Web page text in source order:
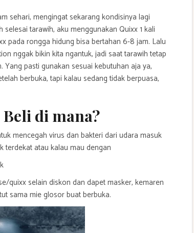
sehari, mengingat sekarang kondisinya lagi
tarawih, aku menggunakan Quixx 1 kali
pada rongga hidung bisa bertahan 6-8 jam. Lalu
nggak bikin kita ngantuk, jadi saat tarawih tetap
pasti gunakan sesuai kebutuhan aja ya,
berbuka, tapi kalau sedang tidak berpuasa,
di mana?
mencegah virus dan bakteri dari udara masuk
terdekat atau kalau mau dengan
quixx selain diskon dan dapet masker, kemaren
sama mie glosor buat berbuka.